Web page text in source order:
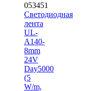
053451
Светодиодная
лента
UL-
A140-
8mm
24V
Day5000
(5
W/m,